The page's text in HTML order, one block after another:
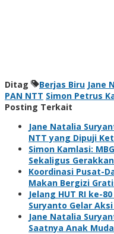
Ditag Berjas Biru Jane
PAN NTT Simon Petrus
Posting Terkait
Jane Natalia
NTT yang Dipuji
Simon Kamlasi:
Sekaligus
Koordinasi Pusat-
Makan Bergizi
Jelang HUT RI ke-
Suryanto Gelar
Jane Natalia
Saatnya Anak